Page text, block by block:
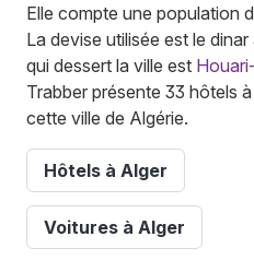
Elle compte une population
La devise utilisée est le
qui dessert la ville est
Trabber présente 33 hôtels
cette ville de Algérie.
Hôtels à Alger
Voitures à Alger